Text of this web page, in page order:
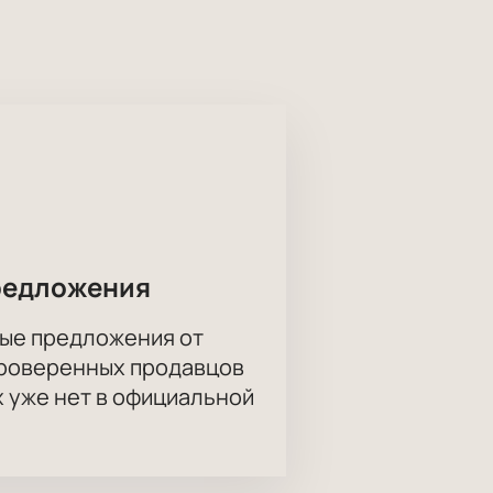
и актуальные темы. Его
возможность посетить это
предложения от
продавцов
нет в официальной